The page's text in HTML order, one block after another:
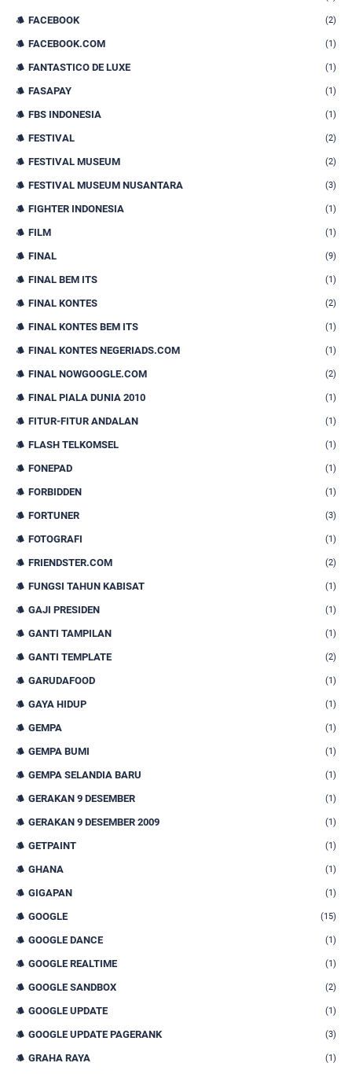
FACEBOOK (2)
FACEBOOK.COM (1)
FANTASTICO DE LUXE (1)
FASAPAY (1)
FBS INDONESIA (1)
FESTIVAL (2)
FESTIVAL MUSEUM (2)
FESTIVAL MUSEUM NUSANTARA (3)
FIGHTER INDONESIA (1)
FILM (1)
FINAL (9)
FINAL BEM ITS (1)
FINAL KONTES (2)
FINAL KONTES BEM ITS (1)
FINAL KONTES NEGERIADS.COM (1)
FINAL NOWGOOGLE.COM (2)
FINAL PIALA DUNIA 2010 (1)
FITUR-FITUR ANDALAN (1)
FLASH TELKOMSEL (1)
FONEPAD (1)
FORBIDDEN (1)
FORTUNER (3)
FOTOGRAFI (1)
FRIENDSTER.COM (2)
FUNGSI TAHUN KABISAT (1)
GAJI PRESIDEN (1)
GANTI TAMPILAN (1)
GANTI TEMPLATE (2)
GARUDAFOOD (1)
GAYA HIDUP (1)
GEMPA (1)
GEMPA BUMI (1)
GEMPA SELANDIA BARU (1)
GERAKAN 9 DESEMBER (1)
GERAKAN 9 DESEMBER 2009 (1)
GETPAINT (1)
GHANA (1)
GIGAPAN (1)
GOOGLE (15)
GOOGLE DANCE (1)
GOOGLE REALTIME (1)
GOOGLE SANDBOX (2)
GOOGLE UPDATE (1)
GOOGLE UPDATE PAGERANK (3)
GRAHA RAYA (1)